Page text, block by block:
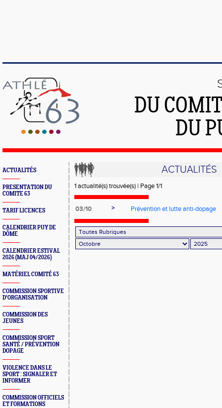
DU
DU
ACTUALITÉS
PRESENTATION DU
COMITE 63
TARIF LICENCES
CALENDRIER PUY DE
DÔME
CALENDRIER ESTIVAL
2026 (MAJ 04/2026)
MATÉRIEL COMITÉ 63
COMMISSION SPORTIVE
D'ORGANISATION
COMMISSION DES
JEUNES
COMMISSION SPORT
SANTÉ / PRÉVENTION
DOPAGE
VIOLENCE DANS LE
SPORT : SIGNALER ET
INFORMER
COMMISSION OFFICIELS
ET FORMATIONS
ACTUALITÉS
1 actualité(s) trouvée(s) | Page 1/1
03/10 > Prévention et lutte anti-dopage